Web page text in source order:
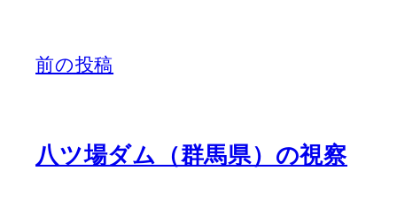
前の投稿
八ツ場ダム（群馬県）の視察